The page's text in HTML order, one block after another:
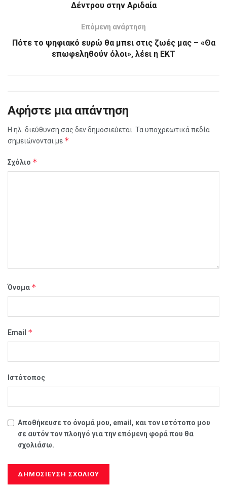
Δέντρου στην Αριδαία
Επόμενη ανάρτηση
Πότε το ψηφιακό ευρώ θα μπει στις ζωές μας – «Θα
επωφεληθούν όλοι», λέει η ΕΚΤ
Αφήστε μια απάντηση
Η ηλ. διεύθυνση σας δεν δημοσιεύεται. Τα υποχρεωτικά πεδία
σημειώνονται με *
Σχόλιο *
Όνομα *
Email *
Ιστότοπος
Αποθήκευσε το όνομά μου, email, και τον ιστότοπο μου
σε αυτόν τον πλοηγό για την επόμενη φορά που θα
σχολιάσω.